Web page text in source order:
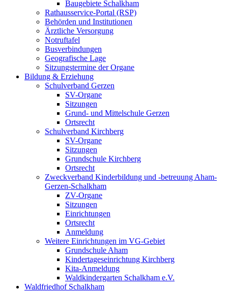
Baugebiete Schalkham
Rathausservice-Portal (RSP)
Behörden und Institutionen
Ärztliche Versorgung
Notruftafel
Busverbindungen
Geografische Lage
Sitzungstermine der Organe
Bildung & Erziehung
Schulverband Gerzen
SV-Organe
Sitzungen
Grund- und Mittelschule Gerzen
Ortsrecht
Schulverband Kirchberg
SV-Organe
Sitzungen
Grundschule Kirchberg
Ortsrecht
Zweckverband Kinderbildung und -betreuung Aham-
Gerzen-Schalkham
ZV-Organe
Sitzungen
Einrichtungen
Ortsrecht
Anmeldung
Weitere Einrichtungen im VG-Gebiet
Grundschule Aham
Kindertageseinrichtung Kirchberg
Kita-Anmeldung
Waldkindergarten Schalkham e.V.
Waldfriedhof Schalkham